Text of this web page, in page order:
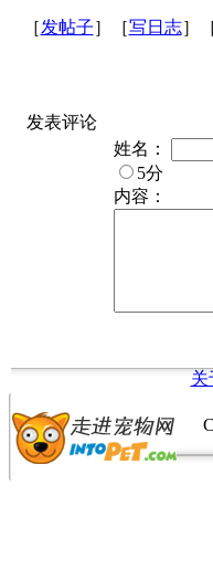
［发帖子］［写日志］
发表评论
姓名：
5分
内容：
关